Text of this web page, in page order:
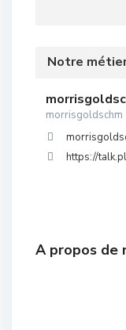
Notre
morrisgoldschm
https://
A propos de